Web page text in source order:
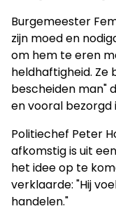
Burgemeester
zijn moed en
om hem te eren
heldhaftigheid. Ze
bescheiden man"
en vooral bezorgd
Politiechef Peter
afkomstig is uit
het idee op te
verklaarde: "Hij
handelen."​